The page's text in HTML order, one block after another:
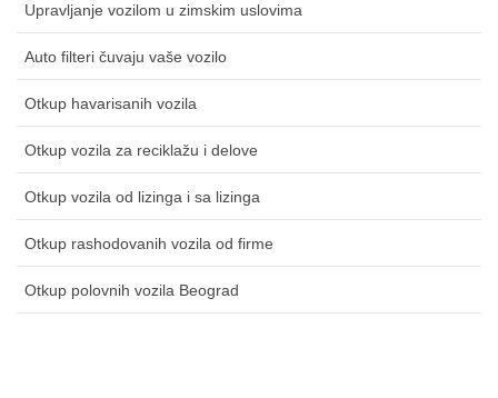
Upravljanje vozilom u zimskim uslovima
Auto filteri čuvaju vaše vozilo
Otkup havarisanih vozila
Otkup vozila za reciklažu i delove
Otkup vozila od lizinga i sa lizinga
Otkup rashodovanih vozila od firme
Otkup polovnih vozila Beograd